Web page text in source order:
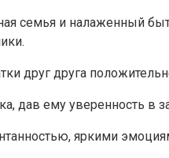
семья и налаженный
друг друга
дав ему уверенность в
яркими